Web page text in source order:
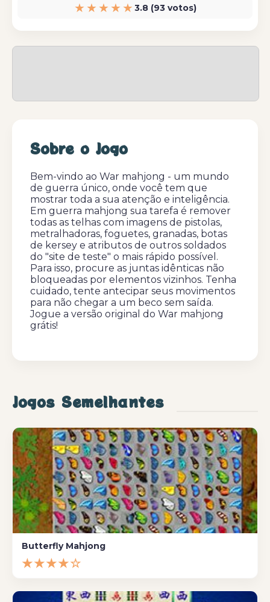
★★★★★ 3.8 (93 votos)
Sobre o Jogo
Bem-vindo ao War mahjong - um mundo
de guerra único, onde você tem que
mostrar toda a sua atenção e inteligência.
Em guerra mahjong sua tarefa é remover
todas as telhas com imagens de pistolas,
metralhadoras, foguetes, granadas, botas
de kersey e atributos de outros soldados
do "site de teste" o mais rápido possível.
Para isso, procure as juntas idênticas não
bloqueadas por elementos vizinhos. Tenha
cuidado, tente antecipar seus movimentos
para não chegar a um beco sem saída.
Jogue a versão original do War mahjong
grátis!
Jogos Semelhantes
Butterfly Mahjong
★★★★☆